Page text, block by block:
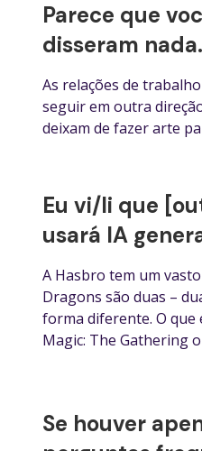
Parece que
disseram
As relações de
seguir em outra
deixam de fazer arte
Eu vi/li que
usará IA
A Hasbro tem um
Dragons são duas –
forma diferente. O
Magic: The Gathering
Se houver